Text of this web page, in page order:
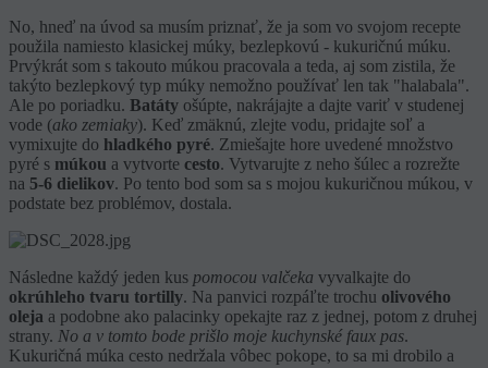
No, hneď na úvod sa musím priznať, že ja som vo svojom recepte
použila namiesto klasickej múky, bezlepkovú - kukuričnú múku.
Prvýkrát som s takouto múkou pracovala a teda, aj som zistila, že
takýto bezlepkový typ múky nemožno používať len tak "halabala".
Ale po poriadku. Batáty ošúpte, nakrájajte a dajte variť v studenej
vode (ako zemiaky). Keď zmäknú, zlejte vodu, pridajte soľ a
vymixujte do hladkého pyré. Zmiešajte hore uvedené množstvo
pyré s múkou a vytvorte cesto. Vytvarujte z neho šúlec a rozrežte
na 5-6 dielikov. Po tento bod som sa s mojou kukuričnou múkou, v
podstate bez problémov, dostala.
Následne každý jeden kus pomocou valčeka vyvalkajte do
okrúhleho tvaru tortilly. Na panvici rozpáľte trochu olivového
oleja a podobne ako palacinky opekajte raz z jednej, potom z druhej
strany. No a v tomto bode prišlo moje kuchynské faux pas.
Kukuričná múka cesto nedržala vôbec pokope, to sa mi drobilo a